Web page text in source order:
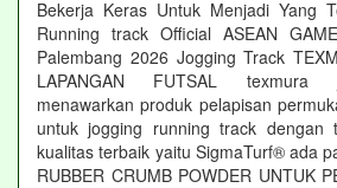
Bekerja Keras Untuk Menjadi Yang
Running track Official ASEAN
Palembang 2026 Jogging Track
LAPANGAN FUTSAL texmura
menawarkan produk pelapisan
untuk jogging running track dengan
kualitas terbaik yaitu SigmaTurf® ada
RUBBER CRUMB POWDER UNTUK